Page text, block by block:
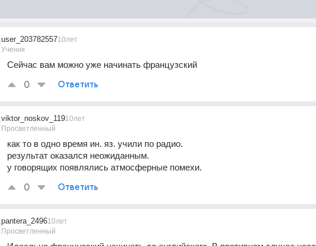
user_203782557
Ученик
10лет
Сейчас вам можно уже начинать французский
0 Ответить
viktor_noskov_119
Просветленный
10лет
как то в одно время ин. яз. учили по радио.
результат оказался неожиданным.
у говорящих появлялись атмосферные помехи.
0 Ответить
pantera_2496
Просветленный
10лет